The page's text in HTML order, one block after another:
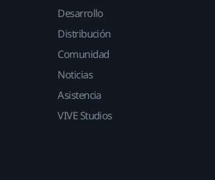
Desarrollo
Distribución
Comunidad
Noticias
Asistencia
VIVE Studios